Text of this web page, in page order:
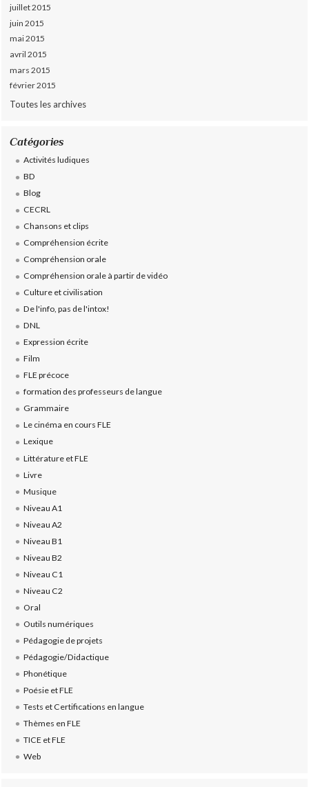
juillet 2015
juin 2015
mai 2015
avril 2015
mars 2015
février 2015
Toutes les archives
Catégories
Activités ludiques
BD
Blog
CECRL
Chansons et clips
Compréhension écrite
Compréhension orale
Compréhension orale à partir de vidéo
Culture et civilisation
De l'info, pas de l'intox!
DNL
Expression écrite
Film
FLE précoce
formation des professeurs de langue
Grammaire
Le cinéma en cours FLE
Lexique
Littérature et FLE
Livre
Musique
Niveau A1
Niveau A2
Niveau B1
Niveau B2
Niveau C1
Niveau C2
Oral
Outils numériques
Pédagogie de projets
Pédagogie/Didactique
Phonétique
Poésie et FLE
Tests et Certifications en langue
Thèmes en FLE
TICE et FLE
Web